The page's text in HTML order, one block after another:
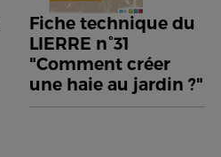
Fiche technique du
LIERRE n°31
"Comment créer
une haie au jardin ?"